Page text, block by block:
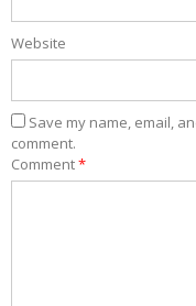
Website
Save my name, email,
comment.
Comment*